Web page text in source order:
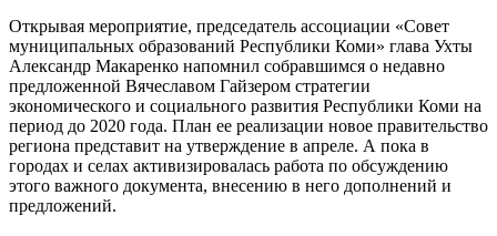
Открывая мероприятие, председатель ассоциации «Совет
муниципальных образований Республики Коми» глава Ухты
Александр Макаренко напомнил собравшимся о недавно
предложенной Вячеславом Гайзером стратегии
экономического и социального развития Республики Коми на
период до 2020 года. План ее реализации новое правительство
региона представит на утверждение в апреле. А пока в
городах и селах активизировалась работа по обсуждению
этого важного документа, внесению в него дополнений и
предложений.